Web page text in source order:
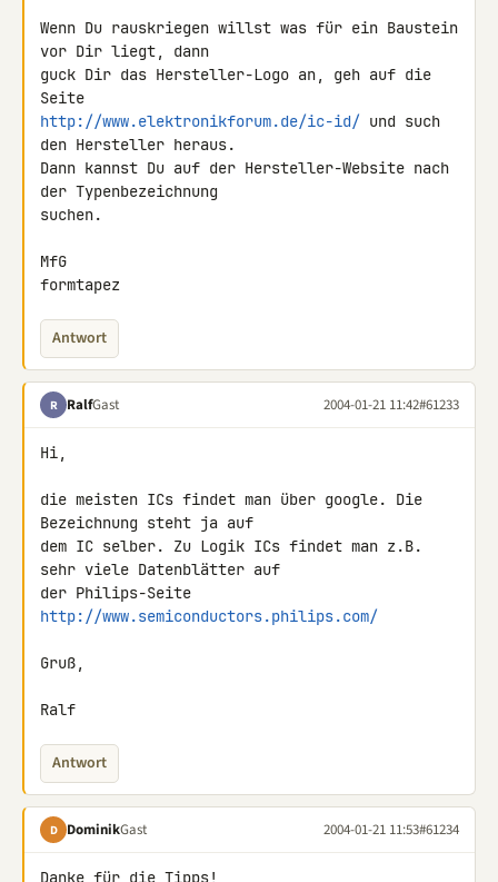
Wenn Du rauskriegen willst was für ein Baustein
vor Dir liegt, dann
guck Dir das Hersteller-Logo an, geh auf die
http://www.elektronikforum.de/ic-id/ und such
den Hersteller heraus.
Dann kannst Du auf der Hersteller-Website nach
der Typenbezeichnung
suchen.
MfG
formtapez
Antwort
R RalfGast 2004-01-21 11:42#61233
Hi,
die meisten ICs findet man über google. Die
Bezeichnung steht ja auf
dem IC selber. Zu Logik ICs findet man z.B.
sehr viele Datenblätter auf
http://www.semiconductors.philips.com/
Gruß,
Ralf
Antwort
D DominikGast 2004-01-21 11:53#61234
Danke für die Tipps!